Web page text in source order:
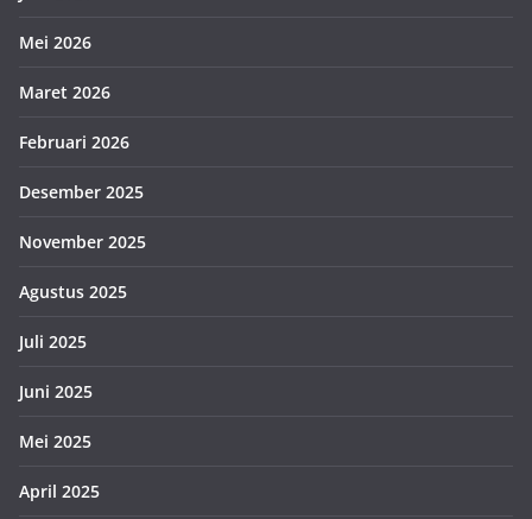
Mei 2026
Maret 2026
Februari 2026
Desember 2025
November 2025
Agustus 2025
Juli 2025
Juni 2025
Mei 2025
April 2025